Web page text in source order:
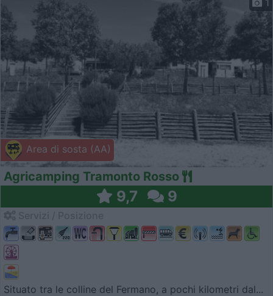
Area di sosta (AA)
Agricamping Tramonto Rosso
9,7 9
Situato tra le colline del Fermano, a pochi kilometri dal...